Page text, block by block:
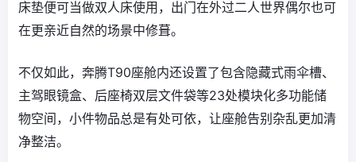
床垫便可当做双人床使用，出门在外过二人世界偶尔也可
在更亲近自然的场景中修葺。
不仅如此，奔腾T90座舱内还设置了包含隐藏式雨伞槽、
主驾眼镜盒、后座椅双层文件袋等23处模块化多功能储
物空间，小件物品总是有处可依，让座舱告别杂乱更加清
净整洁。